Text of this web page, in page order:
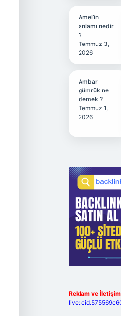
Amel’in
anlamı nedir
?
Temmuz 3,
2026
Ambar
gümrük ne
demek ?
Temmuz 1,
2026
Reklam ve